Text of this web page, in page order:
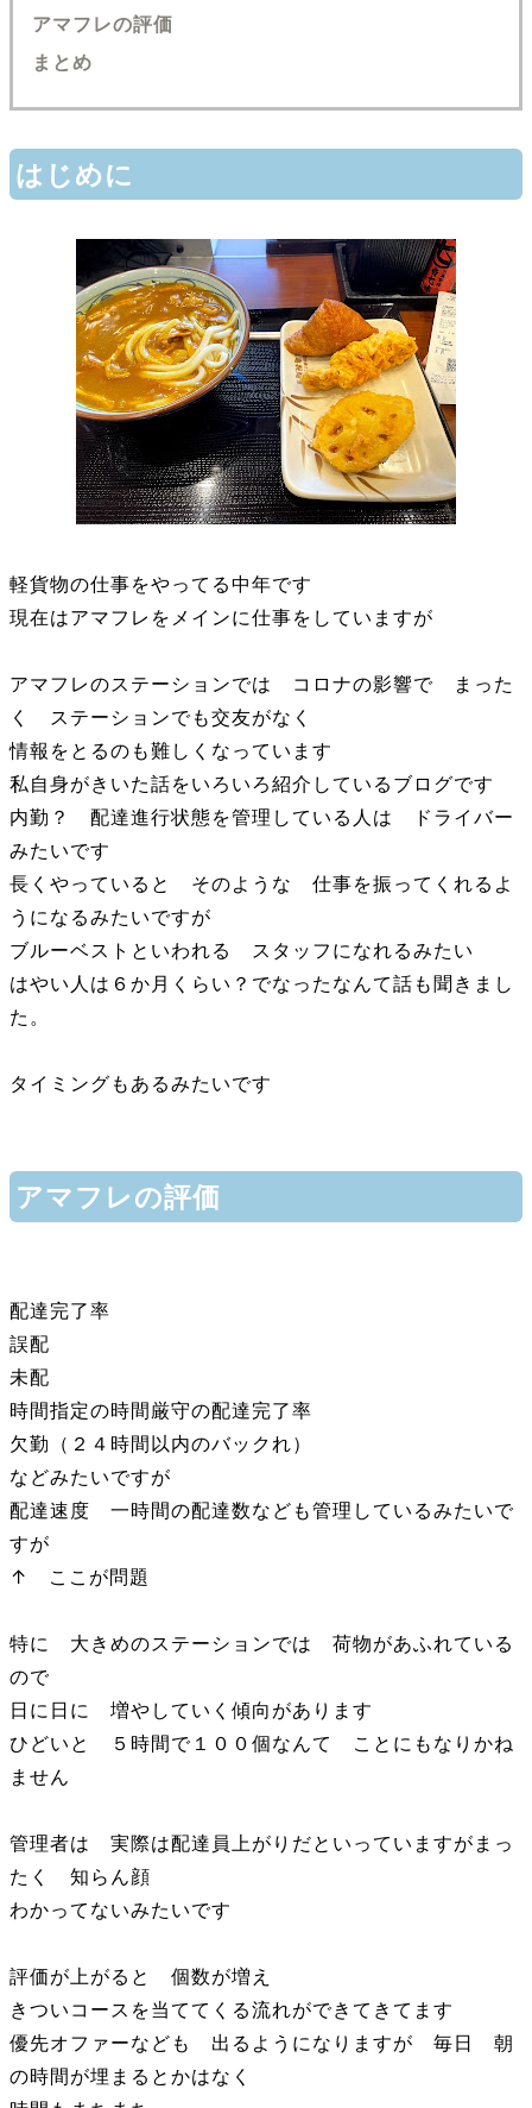
アマフレの評価
まとめ
はじめに
軽貨物の仕事をやってる中年です
現在はアマフレをメインに仕事をしていますが
アマフレのステーションでは コロナの影響で まった
く ステーションでも交友がなく
情報をとるのも難しくなっています
私自身がきいた話をいろいろ紹介しているブログです
内勤？ 配達進行状態を管理している人は ドライバー
みたいです
長くやっていると そのような 仕事を振ってくれるよ
うになるみたいですが
ブルーベストといわれる スタッフになれるみたい
はやい人は６か月くらい？でなったなんて話も聞きまし
た。
タイミングもあるみたいです
アマフレの評価
配達完了率
誤配
未配
時間指定の時間厳守の配達完了率
欠勤（２４時間以内のバックれ）
などみたいですが
配達速度 一時間の配達数なども管理しているみたいで
すが
↑ ここが問題
特に 大きめのステーションでは 荷物があふれている
ので
日に日に 増やしていく傾向があります
ひどいと ５時間で１００個なんて ことにもなりかね
ません
管理者は 実際は配達員上がりだといっていますがまっ
たく 知らん顔
わかってないみたいです
評価が上がると 個数が増え
きついコースを当ててくる流れができてきてます
優先オファーなども 出るようになりますが 毎日 朝
の時間が埋まるとかはなく